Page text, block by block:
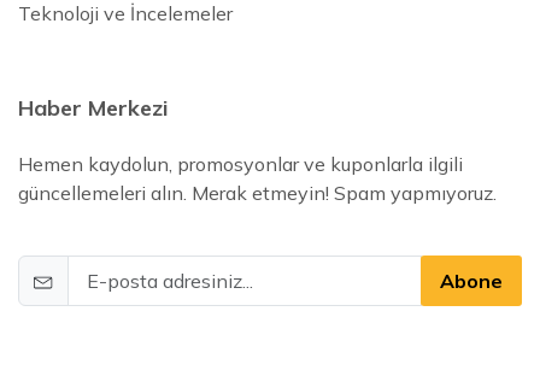
Teknoloji ve İncelemeler
Haber Merkezi
Hemen kaydolun, promosyonlar ve kuponlarla ilgili
güncellemeleri alın. Merak etmeyin! Spam yapmıyoruz.
Abone